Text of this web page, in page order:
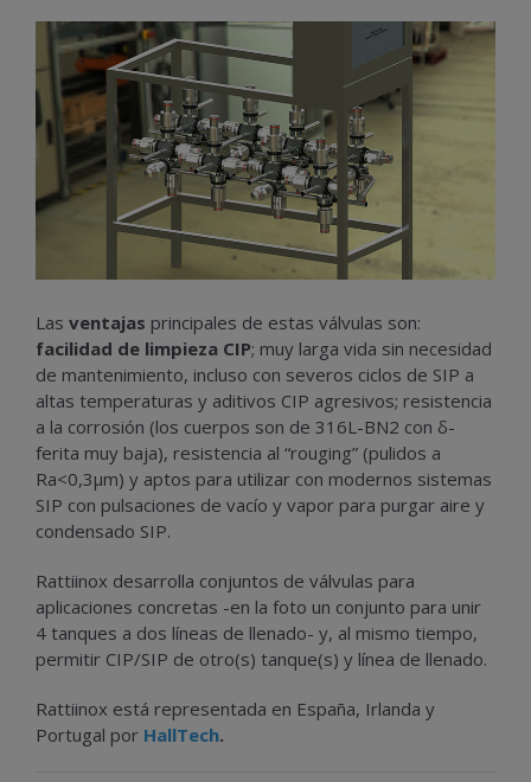
Las ventajas principales de estas válvulas son:
facilidad de limpieza CIP; muy larga vida sin necesidad
de mantenimiento, incluso con severos ciclos de SIP a
altas temperaturas y aditivos CIP agresivos; resistencia
a la corrosión (los cuerpos son de 316L-BN2 con δ-
ferita muy baja), resistencia al “rouging” (pulidos a
Ra<0,3µm) y aptos para utilizar con modernos sistemas
SIP con pulsaciones de vacío y vapor para purgar aire y
condensado SIP.
Rattiinox desarrolla conjuntos de válvulas para
aplicaciones concretas -en la foto un conjunto para unir
4 tanques a dos líneas de llenado- y, al mismo tiempo,
permitir CIP/SIP de otro(s) tanque(s) y línea de llenado.
Rattiinox está representada en España, Irlanda y
Portugal por HallTech.